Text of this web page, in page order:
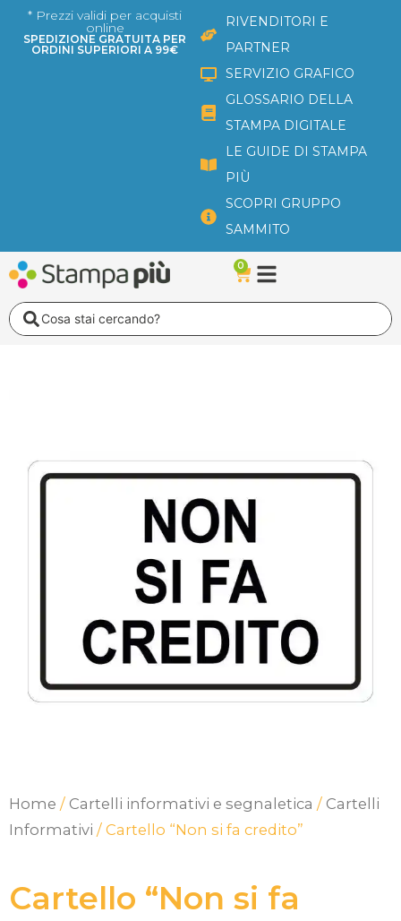
* Prezzi validi per acquisti
online
SPEDIZIONE GRATUITA PER
ORDINI SUPERIORI A 99€
RIVENDITORI E
PARTNER
SERVIZIO GRAFICO
GLOSSARIO DELLA
STAMPA DIGITALE
LE GUIDE DI STAMPA
PIÙ
SCOPRI GRUPPO
SAMMITO
0
Carrello
Search
Home / Cartelli informativi e segnaletica / Cartelli
Informativi / Cartello “Non si fa credito”
Cartello “Non si fa